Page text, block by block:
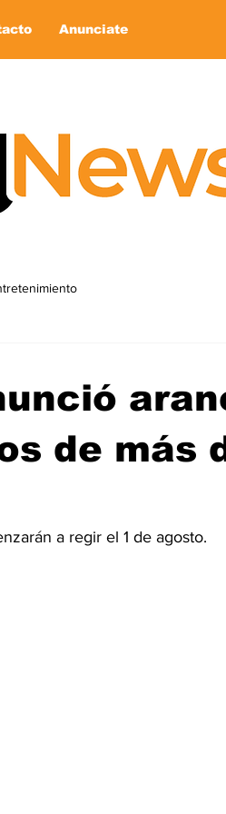
Anunciate
de más
a regir el 1 de agosto.